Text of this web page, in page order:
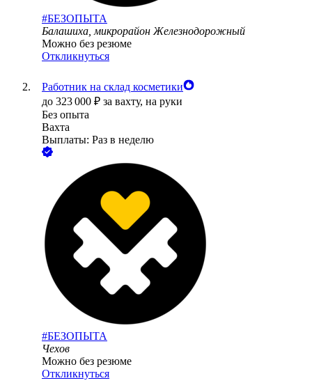
#БЕЗОПЫТА
Балашиха, микрорайон Железнодорожный
Можно без резюме
Откликнуться
Работник на склад косметики
до 323 000 ₽ за вахту, на руки
Без опыта
Вахта
Выплаты: Раз в неделю
#БЕЗОПЫТА
Чехов
Можно без резюме
Откликнуться